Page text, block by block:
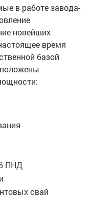
в работе завода-
новейших
время
базой
ПНД
свай